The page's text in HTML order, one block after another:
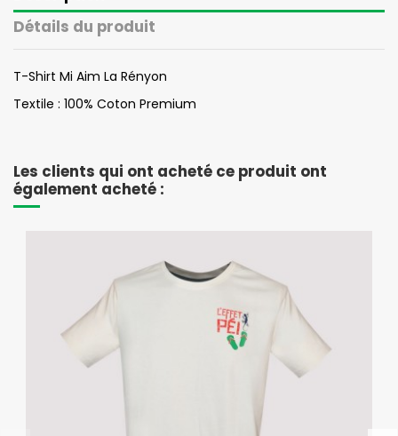
Détails du produit
T-Shirt Mi Aim La Rényon
Textile : 100% Coton Premium
Les clients qui ont acheté ce produit ont
également acheté :